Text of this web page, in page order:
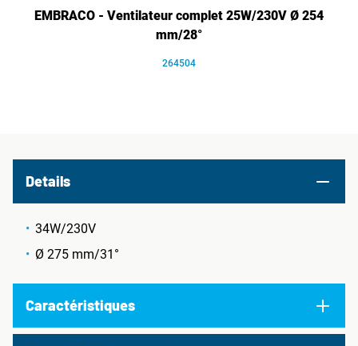
EMBRACO - Ventilateur complet 25W/230V Ø 254
mm/28°
264504
Details
34W/230V
Ø 275 mm/31°
Caractéristiques